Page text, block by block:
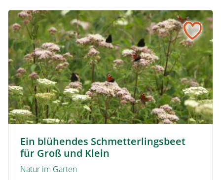
Ein blühendes Schmetterlingsbeet
für Groß und Klein
Natur im Garten
Ein blühendes Schmetterlingsbeet für Groß und Klein